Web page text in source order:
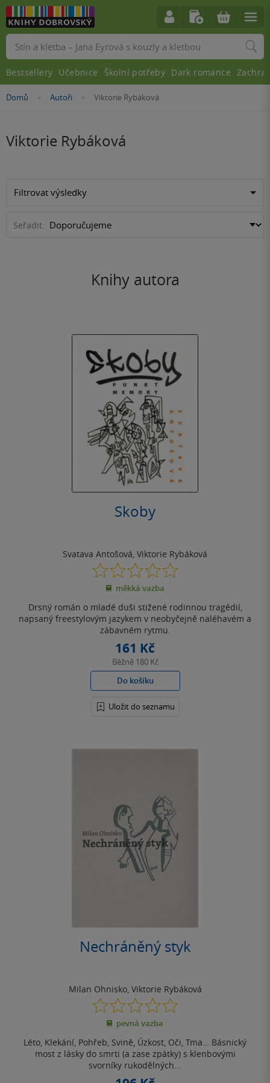
Nacházíte
Domů »Autoři »
Viktorie Rybáková
Viktorie Rybáková
Filtrovat výsledky
Seřadit:
Knihy autora
Skoby
Svatava Antošová, Viktorie Rybáková
0.0
z
5
měkká vazba
Drsný román o mladé duši stižené rodinnou tragédií,
napsaný freestylovým jazykem v neobyčejně naléhavém a
zábavném rytmu.
161 Kč
Běžně 180 Kč
Do košíku
Uložit do seznamu
Nechráněný styk
Milan Ohnisko, Viktorie Rybáková
0.0
z
5
pevná vazba
Léto, Klekání, Pohřeb, Svině, Úzkost, Oči, Tma… Básnický
most z lásky do smrti (a zase zpátky) s klenbovými
svorníky rukodělných...
Vyhledávání
Bestsellery Učebnice Školní potřeby Dark romance